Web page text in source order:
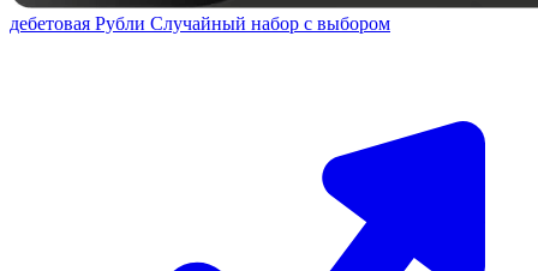
дебетовая Рубли Случайный набор с выбором